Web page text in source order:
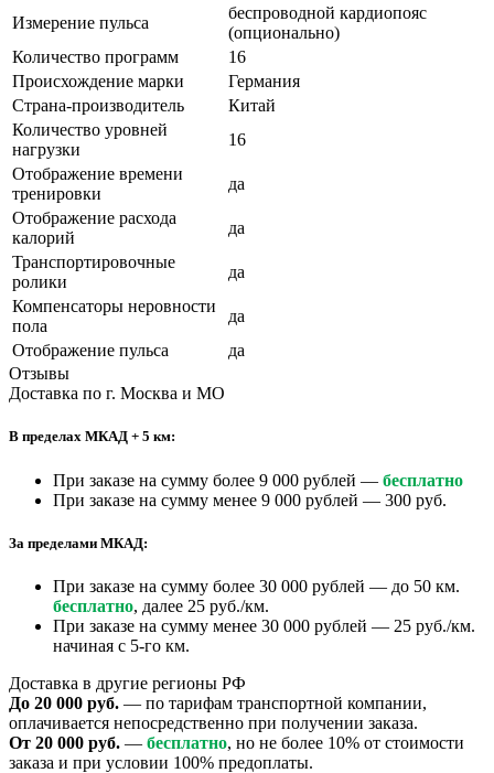
Измерение пульса
беспроводной кардиопояс
(опционально)
Количество программ
16
Происхождение марки
Германия
Страна-производитель
Китай
Количество уровней
нагрузки
16
Отображение времени
тренировки
да
Отображение расхода
калорий
да
Транспортировочные
ролики
да
Компенсаторы неровности
пола
да
Отображение пульса
да
Отзывы
Доставка по г. Москва и МО
В пределах МКАД + 5 км:
При заказе на сумму более 9 000 рублей — бесплатно
При заказе на сумму менее 9 000 рублей — 300 руб.
За пределами МКАД:
При заказе на сумму более 30 000 рублей — до 50 км.
бесплатно, далее 25 руб./км.
При заказе на сумму менее 30 000 рублей — 25 руб./км.
начиная с 5-го км.
Доставка в другие регионы РФ
До 20 000 руб. — по тарифам транспортной компании,
оплачивается непосредственно при получении заказа.
От 20 000 руб. — бесплатно, но не более 10% от стоимости
заказа и при условии 100% предоплаты.